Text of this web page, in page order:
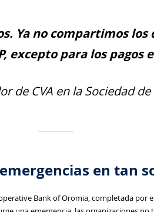
Ya no compartimos
excepto para los pagos
de CVA en la Sociedad
en tan
Bank of Oromia, completada por